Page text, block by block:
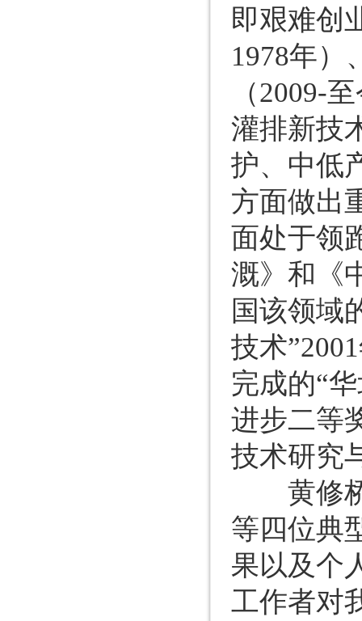
即艰难创
1978年）
（2009-
灌排新技
护、中低
方面做出
面处于领
溉》和《
国该领域
技术
完成的“
进步二等
技术研究
黄修桥
等四位典
果以及个
工作者对